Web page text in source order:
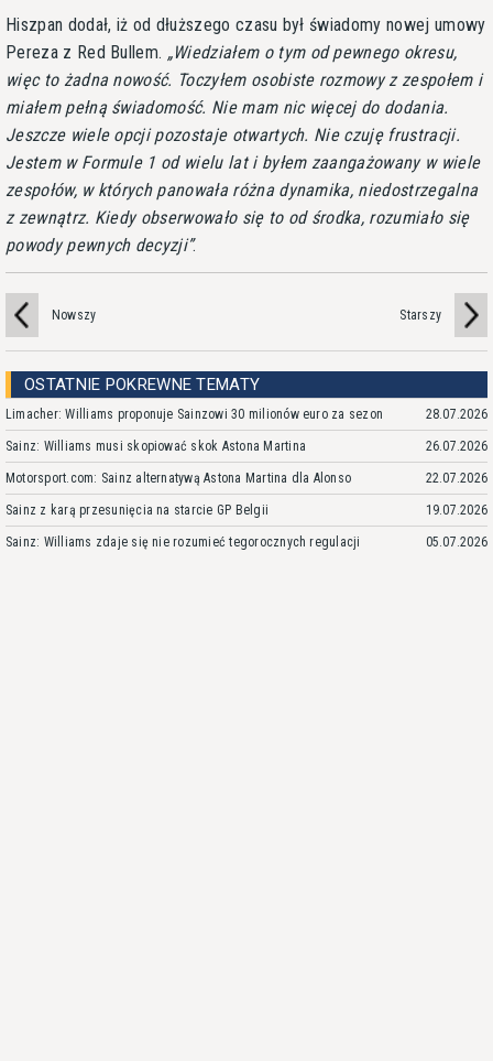
Hiszpan dodał, iż od dłuższego czasu był świadomy nowej umowy
Pereza z Red Bullem.
Wiedziałem o tym od pewnego okresu,
więc to żadna nowość. Toczyłem osobiste rozmowy z zespołem i
miałem pełną świadomość. Nie mam nic więcej do dodania.
Jeszcze wiele opcji pozostaje otwartych. Nie czuję frustracji.
Jestem w Formule 1 od wielu lat i byłem zaangażowany w wiele
zespołów, w których panowała różna dynamika, niedostrzegalna
z zewnątrz. Kiedy obserwowało się to od środka, rozumiało się
powody pewnych decyzji .
Nowszy Starszy
OSTATNIE POKREWNE TEMATY
Limacher: Williams proponuje Sainzowi 30 milionów euro za sezon 28.07.2026
Sainz: Williams musi skopiować skok Astona Martina 26.07.2026
Motorsport.com: Sainz alternatywą Astona Martina dla Alonso 22.07.2026
Sainz z karą przesunięcia na starcie GP Belgii 19.07.2026
Sainz: Williams zdaje się nie rozumieć tegorocznych regulacji 05.07.2026